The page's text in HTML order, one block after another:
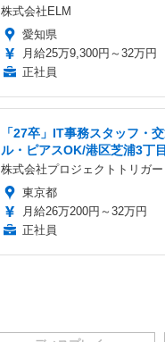
株式会社ELM
愛知県
月給25万9,300円～32万円
正社員
「27卒」IT事務スタッフ・
ル・ピアスOK/港区芝浦3丁目
株式会社プロジェクトトリガー
東京都
月給26万200円～32万円
正社員